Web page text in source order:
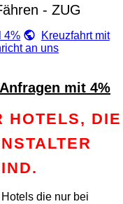
- ZUG
4%
Kreuzfahrt mit
an uns
mit 4%
HOTELS, DIE
die nur bei